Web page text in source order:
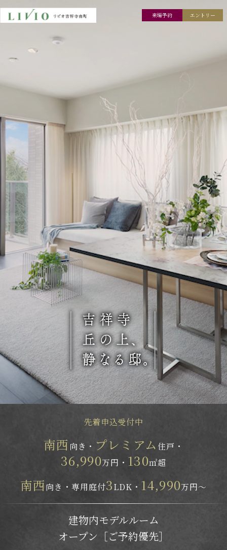
来場予約 エントリー
先着申込受付中
南西 向き・ プレミアム 住戸・
36,990万円・ 130㎡超
南西向き・専用庭付3LDK・ 14,990万円～
建物内モデルルーム
オープン ［ご予約優先］